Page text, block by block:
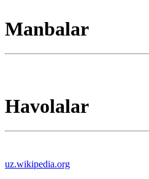
Manbalar
Havolalar
uz.wikipedia.org